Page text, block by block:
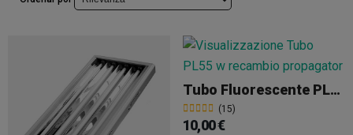
Tubo Fluorescente PLL55w
(15)
10,00 €